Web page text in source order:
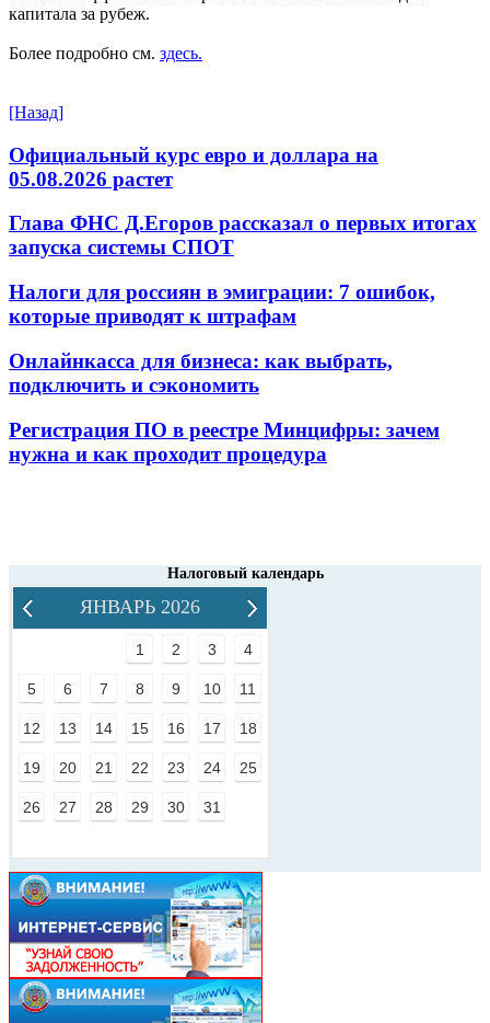
капитала за рубеж.
Более подробно см. здесь.
[Назад]
Официальный курс евро и доллара на
05.08.2026 растет
Глава ФНС Д.Егоров рассказал о первых итогах
запуска системы СПОТ
Налоги для россиян в эмиграции: 7 ошибок,
которые приводят к штрафам
Онлайнкасса для бизнеса: как выбрать,
подключить и сэкономить
Регистрация ПО в реестре Минцифры: зачем
нужна и как проходит процедура
Налоговый календарь
ЯНВАРЬ 2026
1 2 3 4
5 6 7 8 9 10 11
12 13 14 15 16 17 18
19 20 21 22 23 24 25
26 27 28 29 30 31